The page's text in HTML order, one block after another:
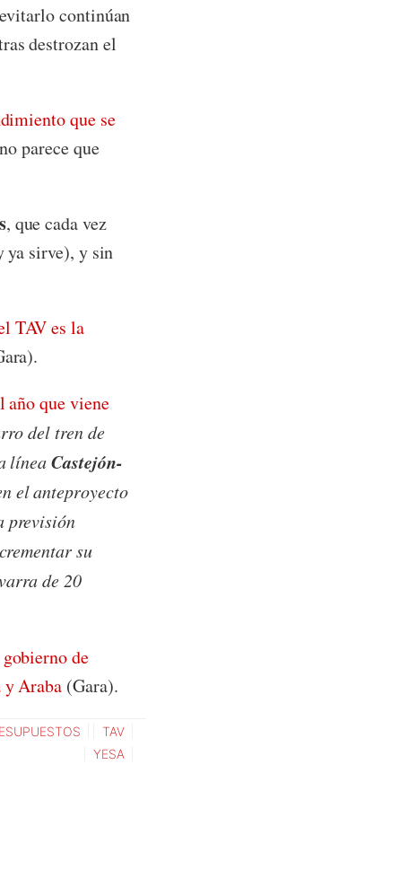
continúan
destrozan el
que se
parece que
, que cada vez
ya sirve), y sin
TAV es la
año que viene
del tren de
líneaCastejón-
el anteproyecto
previsión
su
de 20
de
y Araba (Gara).
TAV
YESA